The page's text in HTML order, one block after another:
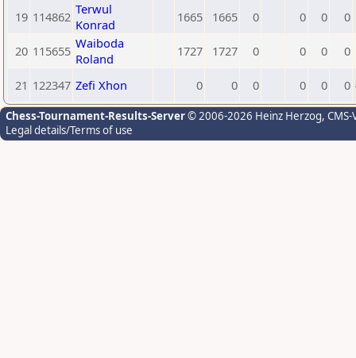
19 114862 Terwul
Konrad
1665 1665 0 0 0 0
20 115655 Waiboda
Roland
1727 1727 0 0 0 0
21 122347 Zefi Xhon 0 0 0 0 0 0
Chess-Tournament-Results-Server© 2006-2026 Heinz Herzog,
Legal details/Terms of use